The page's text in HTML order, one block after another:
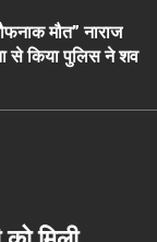
मौत” नाराज
से किया पुलिस ने शव